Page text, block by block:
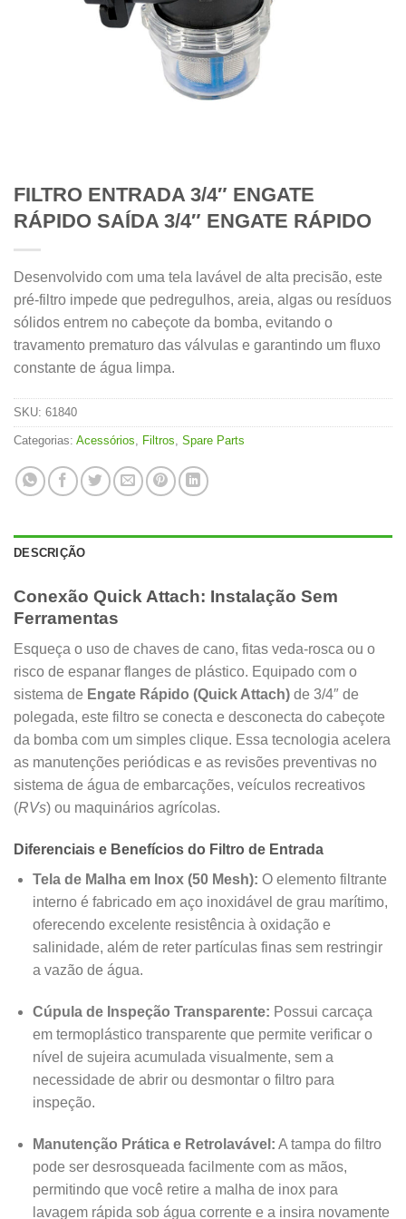
FILTRO ENTRADA 3/4″ ENGATE
RÁPIDO SAÍDA 3/4″ ENGATE RÁPIDO
Desenvolvido com uma tela lavável de alta precisão, este
pré-filtro impede que pedregulhos, areia, algas ou resíduos
sólidos entrem no cabeçote da bomba, evitando o
travamento prematuro das válvulas e garantindo um fluxo
constante de água limpa.
SKU: 61840
Categorias: Acessórios Filtros Spare Parts
DESCRIÇÃO
Conexão Quick Attach: Instalação Sem
Ferramentas
Esqueça o uso de chaves de cano, fitas veda-rosca ou o
risco de espanar flanges de plástico. Equipado com o
sistema de Engate Rápido (Quick Attach) de 3/4″ de
polegada, este filtro se conecta e desconecta do cabeçote
da bomba com um simples clique. Essa tecnologia acelera
as manutenções periódicas e as revisões preventivas no
sistema de água de embarcações, veículos recreativos
(RVs) ou maquinários agrícolas.
Diferenciais e Benefícios do Filtro de Entrada
Tela de Malha em Inox (50 Mesh): O elemento filtrante
interno é fabricado em aço inoxidável de grau marítimo,
oferecendo excelente resistência à oxidação e
salinidade, além de reter partículas finas sem restringir
a vazão de água.
Cúpula de Inspeção Transparente: Possui carcaça
em termoplástico transparente que permite verificar o
nível de sujeira acumulada visualmente, sem a
necessidade de abrir ou desmontar o filtro para
inspeção.
Manutenção Prática e Retrolavável: A tampa do filtro
pode ser desrosqueada facilmente com as mãos,
permitindo que você retire a malha de inox para
lavagem rápida sob água corrente e a insira novamente